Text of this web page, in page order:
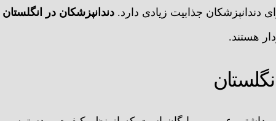
دندانپزشکان جذابیت زیادی دارد.دندانپزشکان در انگلستان
هستند.